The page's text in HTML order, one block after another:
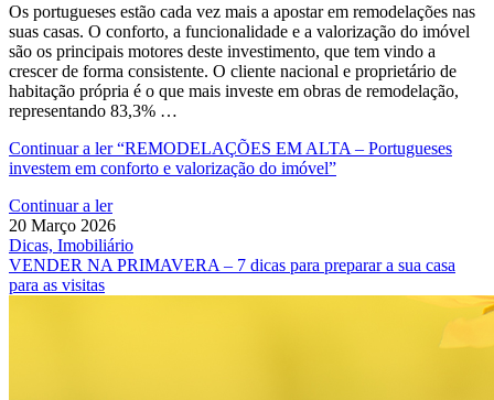
Os portugueses estão cada vez mais a apostar em remodelações nas
suas casas. O conforto, a funcionalidade e a valorização do imóvel
são os principais motores deste investimento, que tem vindo a
crescer de forma consistente. O cliente nacional e proprietário de
habitação própria é o que mais investe em obras de remodelação,
representando 83,3% …
Continuar a ler“REMODELAÇÕES EM ALTA – Portugueses
investem em conforto e valorização do imóvel”
Continuar a ler
20 Março 2026
Dicas, Imobiliário
VENDER NA PRIMAVERA – 7 dicas para preparar a sua casa
para as visitas